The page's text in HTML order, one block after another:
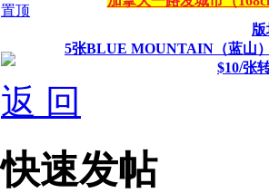
5张BLUE MOUNTAIN（蓝山
$10/张
返 回
快速发帖